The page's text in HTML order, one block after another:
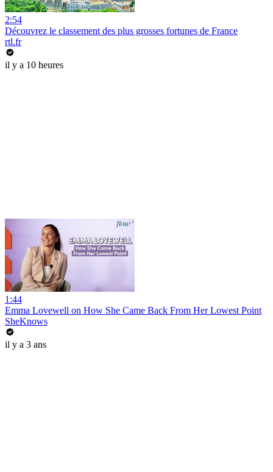
2:54
Découvrez le classement des plus grosses fortunes de France
rtl.fr
il y a 10 heures
1:44
Emma Lovewell on How She Came Back From Her Lowest Point
SheKnows
il y a 3 ans